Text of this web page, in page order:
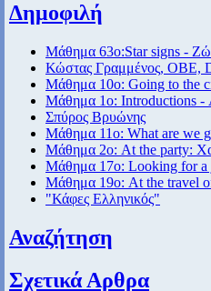
Δημοφιλή
Μάθημα 63ο:Star signs -
Κώστας Γραμμένος, ΟΒΕ,
Μάθημα 10ο: Going to the
Μάθημα 1ο: Introductions -
Σπύρος Βρυώνης
Μάθημα 11ο: What are we
Μάθημα 2ο: At the party:
Μάθημα 17ο: Looking for a
Μάθημα 19ο: At the travel
"Κάφες Ελληνικός"
Αναζήτηση
Σχετικά Αρθρα